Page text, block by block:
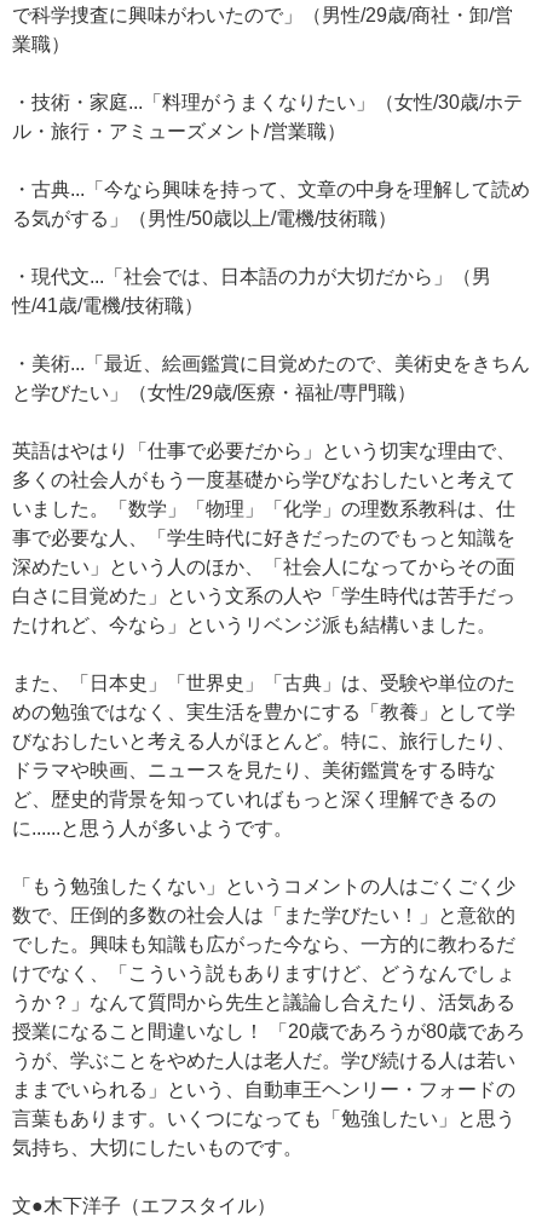
で科学捜査に興味がわいたので」（男性/29歳/商社・卸/営
業職）
・技術・家庭...「料理がうまくなりたい」（女性/30歳/ホテ
ル・旅行・アミューズメント/営業職）
・古典...「今なら興味を持って、文章の中身を理解して読め
る気がする」（男性/50歳以上/電機/技術職）
・現代文...「社会では、日本語の力が大切だから」（男
性/41歳/電機/技術職）
・美術...「最近、絵画鑑賞に目覚めたので、美術史をきちん
と学びたい」（女性/29歳/医療・福祉/専門職）
英語はやはり「仕事で必要だから」という切実な理由で、
多くの社会人がもう一度基礎から学びなおしたいと考えて
いました。「数学」「物理」「化学」の理数系教科は、仕
事で必要な人、「学生時代に好きだったのでもっと知識を
深めたい」という人のほか、「社会人になってからその面
白さに目覚めた」という文系の人や「学生時代は苦手だっ
たけれど、今なら」というリベンジ派も結構いました。
また、「日本史」「世界史」「古典」は、受験や単位のた
めの勉強ではなく、実生活を豊かにする「教養」として学
びなおしたいと考える人がほとんど。特に、旅行したり、
ドラマや映画、ニュースを見たり、美術鑑賞をする時な
ど、歴史的背景を知っていればもっと深く理解できるの
に......と思う人が多いようです。
「もう勉強したくない」というコメントの人はごくごく少
数で、圧倒的多数の社会人は「また学びたい！」と意欲的
でした。興味も知識も広がった今なら、一方的に教わるだ
けでなく、「こういう説もありますけど、どうなんでしょ
うか？」なんて質問から先生と議論し合えたり、活気ある
授業になること間違いなし！ 「20歳であろうが80歳であろ
うが、学ぶことをやめた人は老人だ。学び続ける人は若い
ままでいられる」という、自動車王ヘンリー・フォードの
言葉もあります。いくつになっても「勉強したい」と思う
気持ち、大切にしたいものです。
文●木下洋子（エフスタイル）